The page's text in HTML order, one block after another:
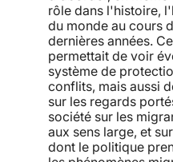
rôle dans l'histoire,
du monde au cours
dernières années.
permettait de voir
système de
conflits, mais aussi
sur les regards
société sur les
aux sens large, et
dont le politique